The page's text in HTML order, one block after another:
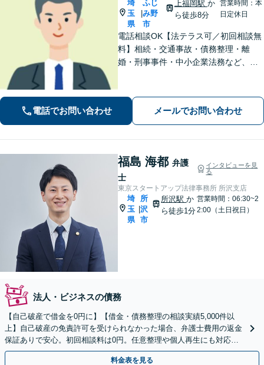
埼
玉
県
ふじ
み野
市
上福岡駅 か
ら徒歩8分
営業時間：本
日定休日
電話相談OK【法テラス可／初回相談無
料】相続・交通事故・債務整理・離
婚・刑事事件・中小企業法務など、お
へと導きます【休日夜間対応】【上福
岡駅8分】【駐車場あり】
電話でお問い合わせ メールでお問い合わせ
福島 海都 弁護
士
インタビューを見
る
東京スタートアップ法律事務所 所沢支店
埼
玉
県
|
所
沢
市
所沢駅か
ら徒歩1分
営業時間：06:30~2
2:00（土日祝日）
法人・ビジネスの債務
【自己破産で借金を0円に】【借金・債務整理の相談実績5,000件以
上】自己破産の免責許可を受けられなかった場合、弁護士費用の返金
保証ありで安心。初回相談料は0円。任意整理や個人再生にも対応
【土日祝日・夜間も相談受付】【費用の分割払い可】
料金表を見る